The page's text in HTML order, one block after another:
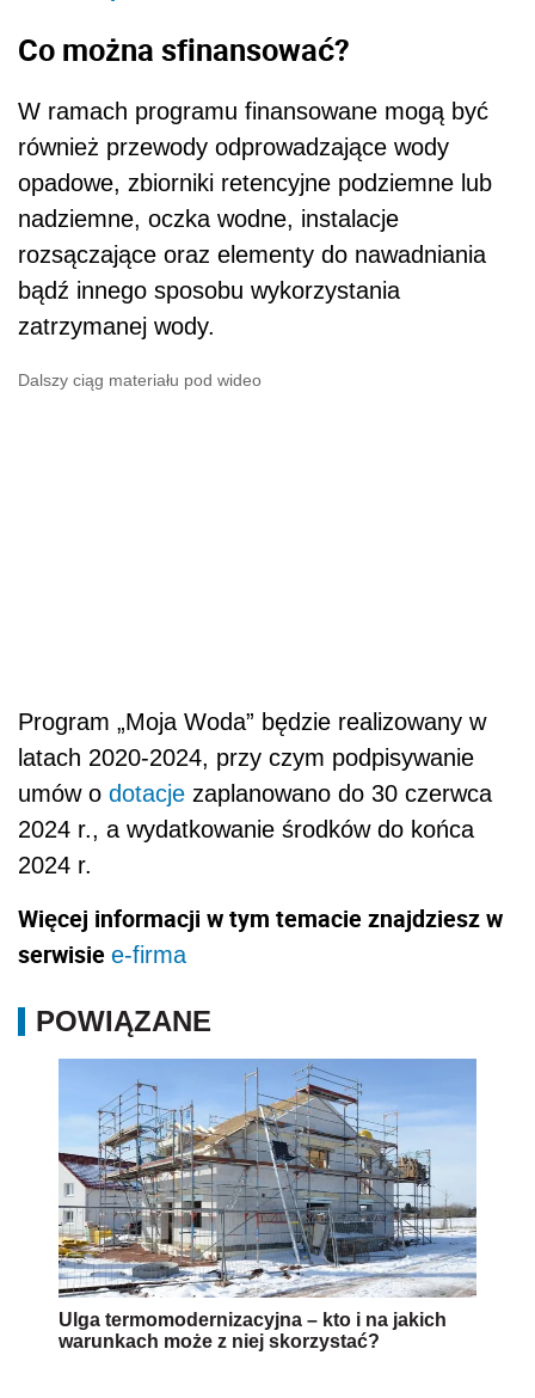
Co można sfinansować?
W ramach programu finansowane mogą być
również przewody odprowadzające wody
opadowe, zbiorniki retencyjne podziemne lub
nadziemne, oczka wodne, instalacje
rozsączające oraz elementy do nawadniania
bądź innego sposobu wykorzystania
zatrzymanej wody.
Dalszy ciąg materiału pod wideo
Program „Moja Woda” będzie realizowany w
latach 2020-2024, przy czym podpisywanie
umów o dotacje zaplanowano do 30 czerwca
2024 r., a wydatkowanie środków do końca
2024 r.
Więcej informacji w tym temacie znajdziesz w
serwisie e-firma
POWIĄZANE
Ulga termomodernizacyjna – kto i na jakich
warunkach może z niej skorzystać?